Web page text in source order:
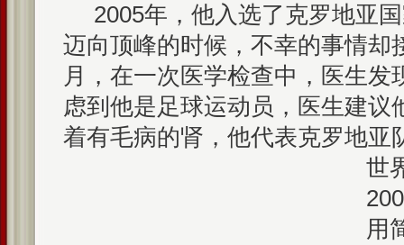
2005年，他入选了克罗地亚
迈向顶峰的时候，不幸的事情却
月，在一次医学检查中，医生发
虑到他是足球运动员，医生建议
着有毛病的肾，他代表克罗地亚
世
用